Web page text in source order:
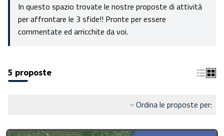
In questo spazio trovate le nostre proposte di attività
per affrontare le 3 sfide!! Pronte per essere
commentate ed arricchite da voi.
5 proposte
Ordina le proposte per: